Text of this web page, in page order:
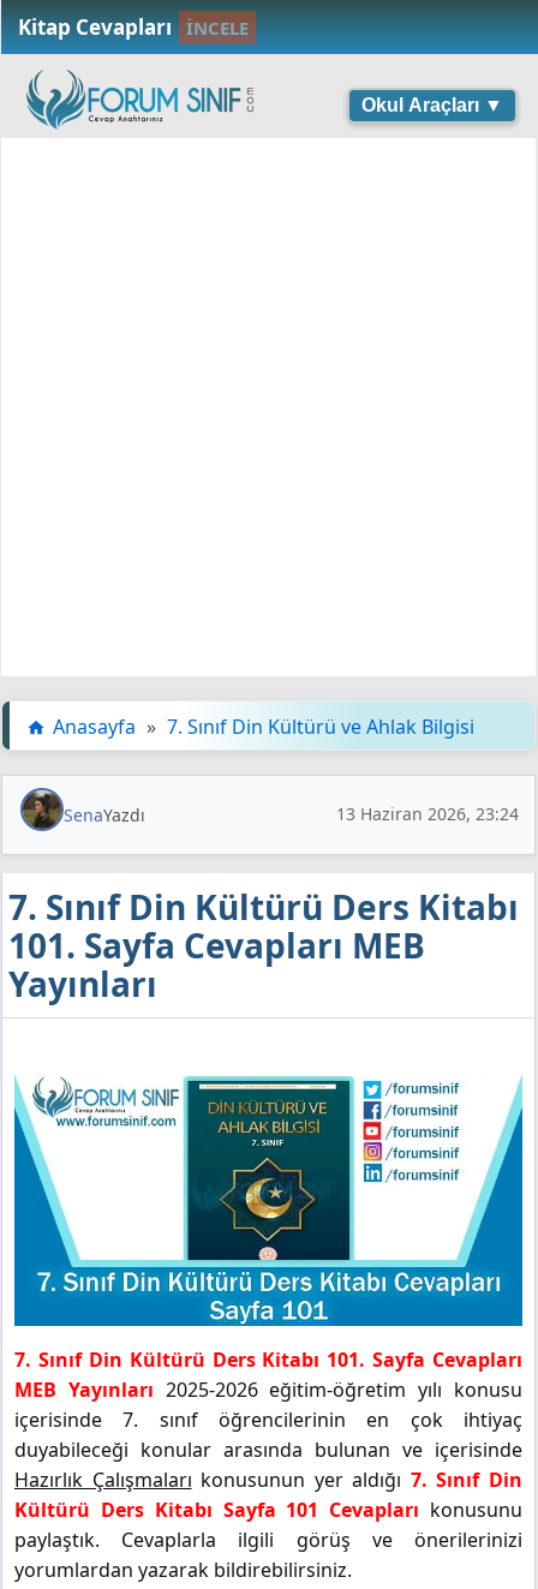
Kitap Cevapları İNCELE
Okul Araçları ▼
Anasayfa » 7. Sınıf Din Kültürü ve Ahlak Bilgisi
SenaYazdı 13 Haziran 2026, 23:24
7. Sınıf Din Kültürü Ders Kitabı
101. Sayfa Cevapları MEB
Yayınları
7. Sınıf Din Kültürü Ders Kitabı 101. Sayfa Cevapları
MEB Yayınları 2025-2026 eğitim-öğretim yılı konusu
içerisinde 7. sınıf öğrencilerinin en çok ihtiyaç
duyabileceği konular arasında bulunan ve içerisinde
Hazırlık Çalışmaları konusunun yer aldığı 7. Sınıf Din
Kültürü Ders Kitabı Sayfa 101 Cevapları konusunu
paylaştık. Cevaplarla ilgili görüş ve önerilerinizi
yorumlardan yazarak bildirebilirsiniz.